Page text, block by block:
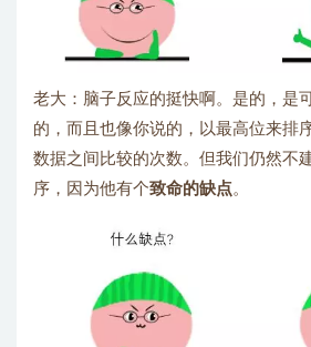
老大：脑子反应的挺快啊。是的，是
的，而且也像你说的，以最高位来排
数据之间比较的次数。但我们仍然不
序，因为他有个致命的缺点。